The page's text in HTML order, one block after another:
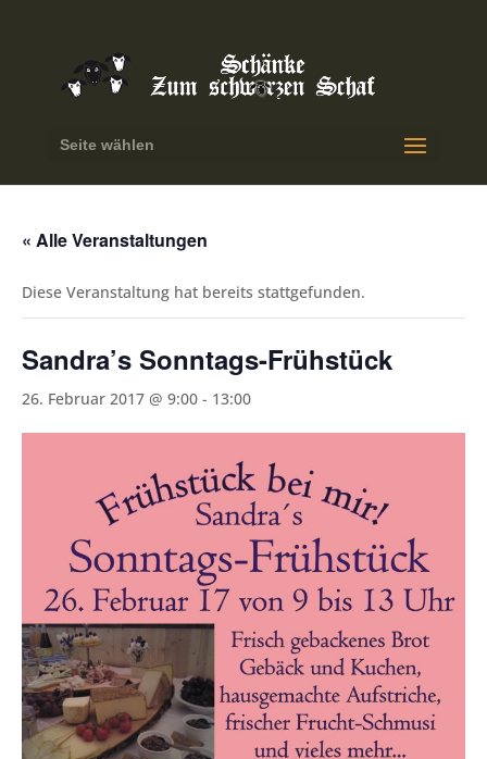
Seite wählen
« Alle Veranstaltungen
Diese Veranstaltung hat bereits stattgefunden.
Sandra’s Sonntags-Frühstück
26. Februar 2017 @ 9:00 - 13:00